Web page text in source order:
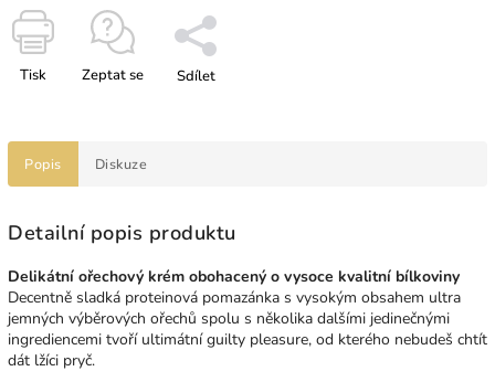
Tisk Zeptat se Sdílet
Popis Diskuze
Detailní popis produktu
Delikátní ořechový krém obohacený o vysoce kvalitní bílkoviny
Decentně sladká proteinová pomazánka s vysokým obsahem ultra
jemných výběrových ořechů spolu s několika dalšími jedinečnými
ingrediencemi tvoří ultimátní guilty pleasure, od kterého nebudeš chtít
dát lžíci pryč.